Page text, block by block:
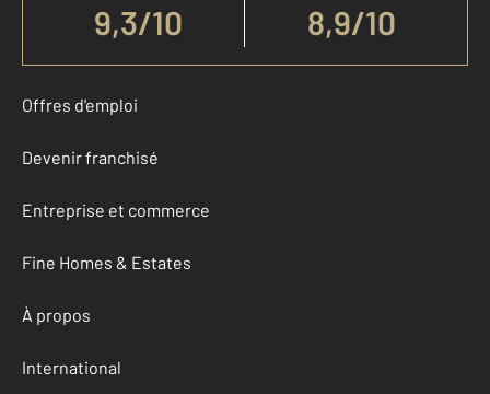
9,3/10 8,9/10
Offres d'emploi
Devenir franchisé
Entreprise et commerce
Fine Homes & Estates
À propos
International